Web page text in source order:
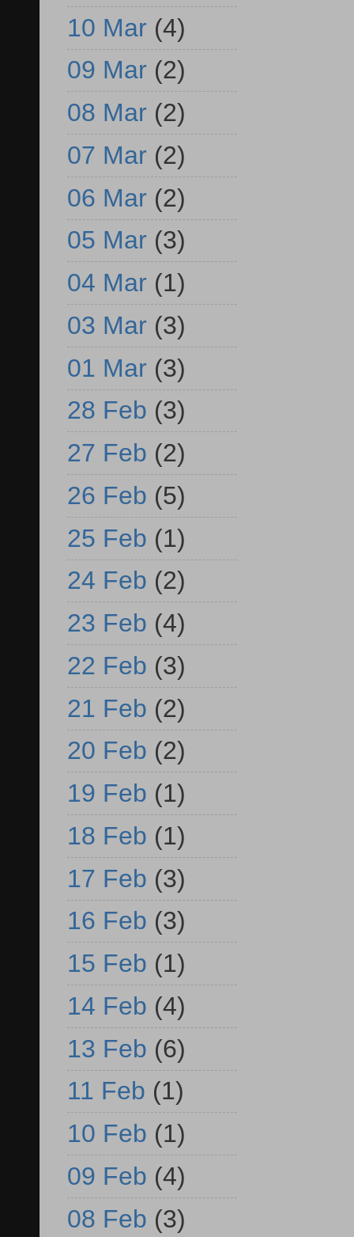
10 Mar (4)
09 Mar (2)
08 Mar (2)
07 Mar (2)
06 Mar (2)
05 Mar (3)
04 Mar (1)
03 Mar (3)
01 Mar (3)
28 Feb (3)
27 Feb (2)
26 Feb (5)
25 Feb (1)
24 Feb (2)
23 Feb (4)
22 Feb (3)
21 Feb (2)
20 Feb (2)
19 Feb (1)
18 Feb (1)
17 Feb (3)
16 Feb (3)
15 Feb (1)
14 Feb (4)
13 Feb (6)
11 Feb (1)
10 Feb (1)
09 Feb (4)
08 Feb (3)